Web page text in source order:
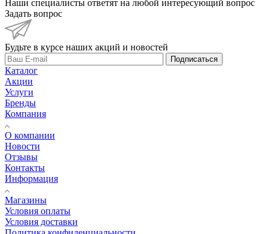
Наши специалисты ответят на любой интересующий вопрос
Задать вопрос
Будьте в курсе наших акций и новостей
Подписаться
Каталог
Акции
Услуги
Бренды
Компания
О компании
Новости
Отзывы
Контакты
Информация
Магазины
Условия оплаты
Условия доставки